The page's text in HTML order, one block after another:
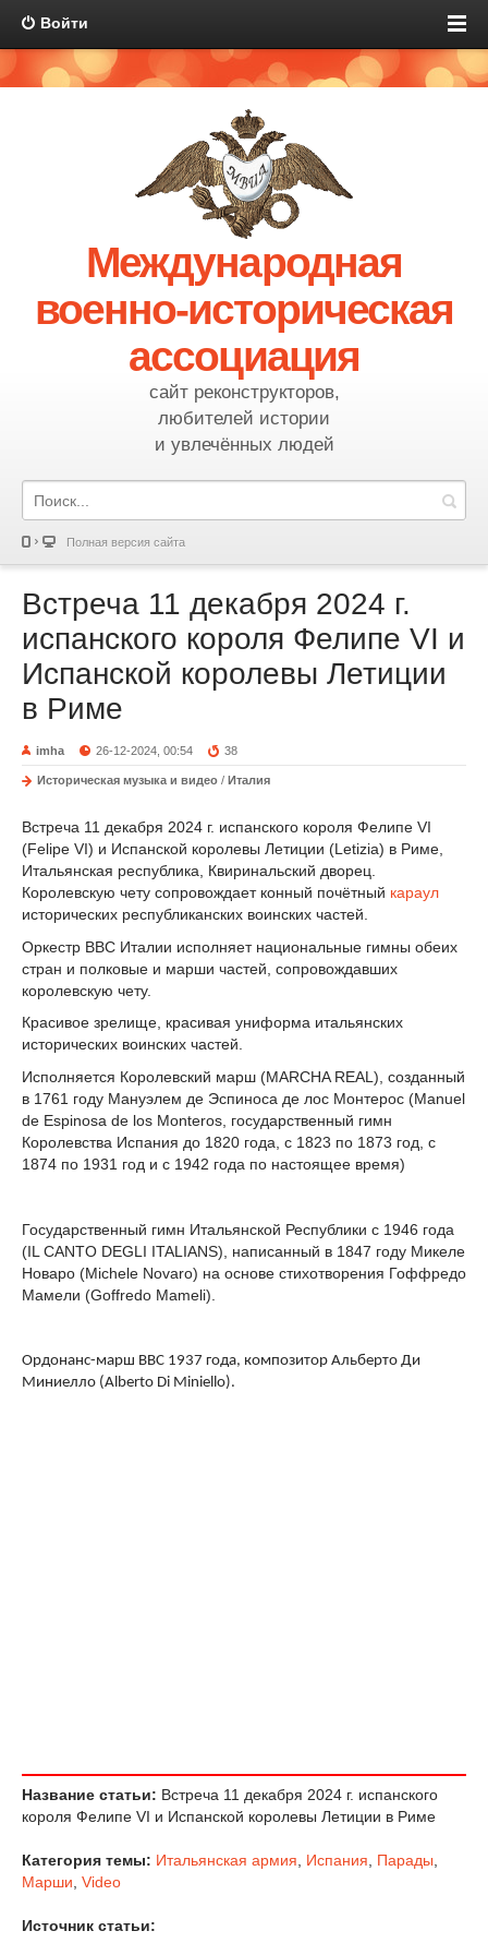
Войти
Международная
военно-историческая
ассоциация
сайт реконструкторов,
любителей истории
и увлечённых людей
Полная версия сайта
Встреча 11 декабря 2024 г.
испанского короля Фелипе VI и
Испанской королевы Летиции
в Риме
imha 26-12-2024, 00:54 38
Историческая музыка и видео / Италия
Встреча 11 декабря 2024 г. испанского короля Фелипе VI
(Felipe VI) и Испанской королевы Летиции (Letizia) в Риме,
Итальянская республика, Квиринальский дворец.
Королевскую чету сопровождает конный почётный караул
исторических республиканских воинских частей.
Оркестр ВВС Италии исполняет национальные гимны обеих
стран и полковые и марши частей, сопровождавших
королевскую чету.
Красивое зрелище, красивая униформа итальянских
исторических воинских частей.
Исполняется Королевский марш (MARCHA REAL), созданный
в 1761 году Мануэлем де Эспиноса де лос Монтерос (Manuel
de Espinosa de los Monteros, государственный гимн
Королевства Испания до 1820 года, с 1823 по 1873 год, с
1874 по 1931 год и с 1942 года по настоящее время)
Государственный гимн Итальянской Республики с 1946 года
(IL CANTO DEGLI ITALIANS), написанный в 1847 году Микеле
Новаро (Michele Novaro) на основе стихотворения Гоффредо
Мамели (Goffredo Mameli).
Ордонанс-марш ВВС 1937 года, композитор Альберто Ди
Миниелло (Alberto Di Miniello).
Название статьи: Встреча 11 декабря 2024 г. испанского
короля Фелипе VI и Испанской королевы Летиции в Риме
Категория темы: Итальянская армия Испания Парады
Марши Video
Источник статьи: